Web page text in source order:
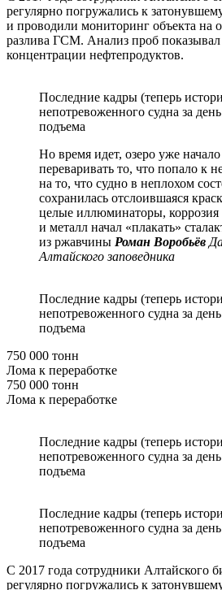
регулярно погружались к
и проводили мониторинг объекта на
разлива ГСМ. Анализ проб
концентрации нефтепродуктов.
Последние кадры (теперь
непотревоженного судна за
подъема
Но время идет, озеро уже
переваривать то, что попало к
на то, что судно в неплохом
сохранилась отслоившаяся
целые иллюминаторы, коррозия
и металл начал «плакать»
из ржавчины Роман Воробьёв
Алтайского заповедника
Последние кадры (теперь
непотревоженного судна за
подъема
750 000 тонн
Лома к переработке
750 000 тонн
Лома к переработке
Последние кадры (теперь
непотревоженного судна за
подъема
Последние кадры (теперь
непотревоженного судна за
подъема
С 2017 года сотрудники Алтайского
регулярно погружались к